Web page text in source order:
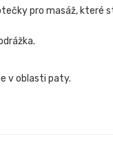
pro masáž, které
v oblasti paty.